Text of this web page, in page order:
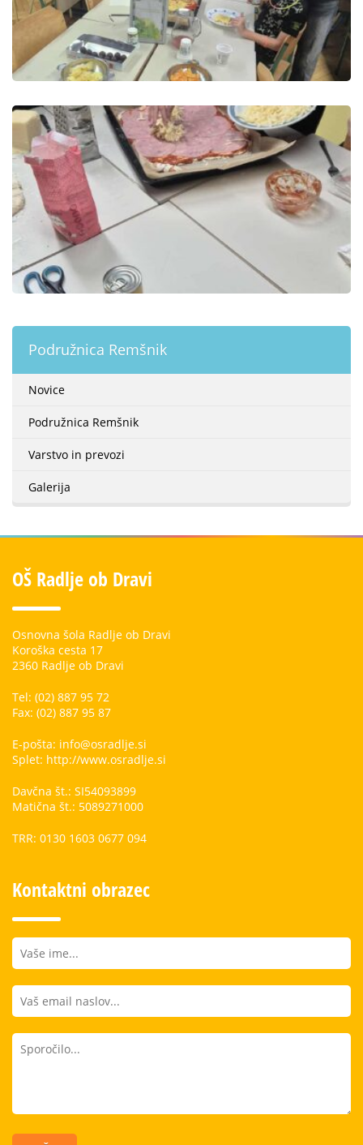
Podružnica Remšnik
Novice
Podružnica Remšnik
Varstvo in prevozi
Galerija
OŠ Radlje ob Dravi
Osnovna šola Radlje ob Dravi
Koroška cesta 17
2360 Radlje ob Dravi
Tel: (02) 887 95 72
Fax: (02) 887 95 87
E-pošta: info@osradlje.si
Splet: http://www.osradlje.si
Davčna št.: SI54093899
Matična št.: 5089271000
TRR: 0130 1603 0677 094
Kontaktni obrazec